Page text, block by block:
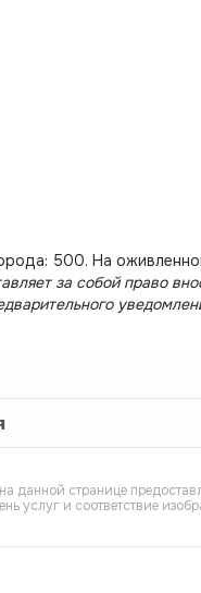
500. На
за собой право
данной странице
услуг и соответствие